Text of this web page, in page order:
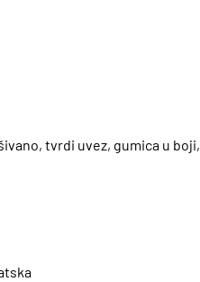
tvrdi uvez, gumica u boji,